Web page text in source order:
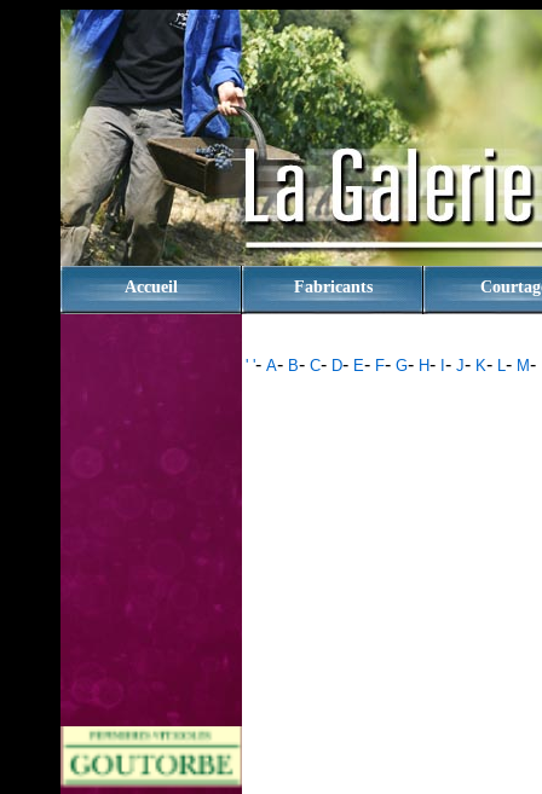
Accueil Fabricants
' '- A- B- C- D- E- F- G- H- - J- K- L- M-